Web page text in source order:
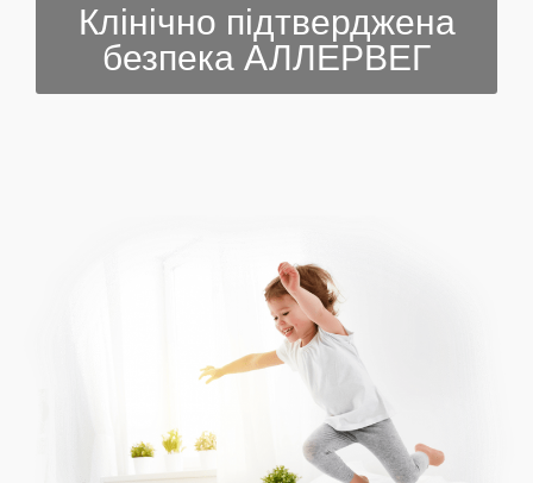
Клінічно підтверджена
безпека АЛЛЕРВЕГ